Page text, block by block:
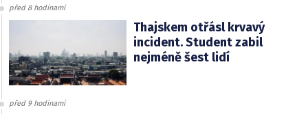
před 8 hodinami
Thajskem otřásl krvavý
incident. Student zabil
nejméně šest lidí
před 9 hodinami